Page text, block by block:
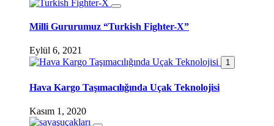
Milli Gururumuz “Turkish Fighter-X”
Eylül 6, 2021
1
Hava Kargo Taşımacılığında Uçak Teknolojisi
Kasım 1, 2020